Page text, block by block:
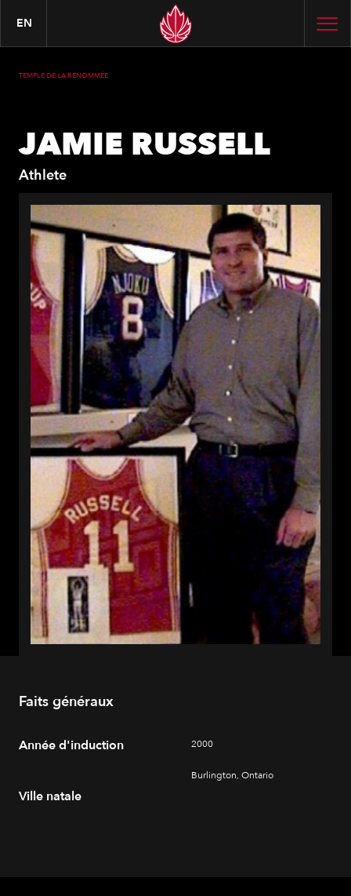
EN
TEMPLE DE LA RENOMMÉE
JAMIE RUSSELL
Athlete
Faits généraux
Année d'induction 2000
Ville natale
Burlington, Ontario